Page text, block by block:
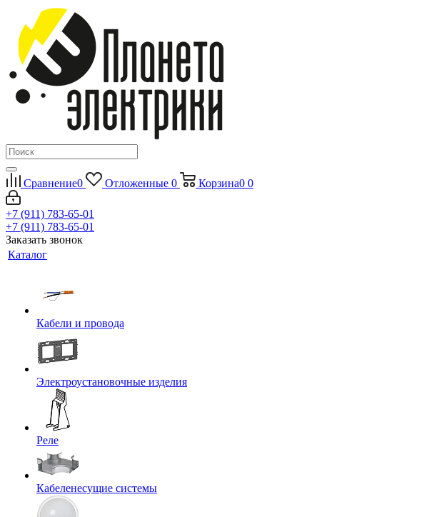
Сравнение0 Отложенные 0 Корзина0 0
+7 (911) 783-65-01
+7 (911) 783-65-01
Заказать звонок
Каталог
Кабели и провода
Электроустановочные изделия
Реле
Кабеленесущие системы